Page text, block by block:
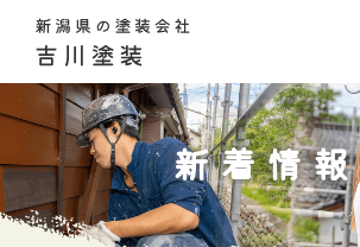
新着情報